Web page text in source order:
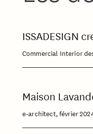
ISSADESIGN
Commercial Interior
Maison
e-architect, février